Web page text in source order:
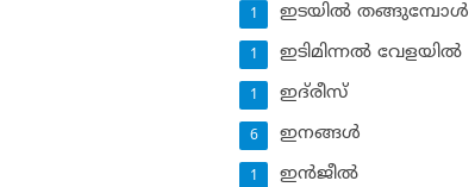
ഇടയില്‍ തങ്ങുമ്പോള്‍
1
ഇടിമിന്നല്‍ വേളയില്‍
1
ഇദ്‌രീസ്‌
1
ഇനങ്ങള്‍
6
ഇന്‍ജീല്‍
1